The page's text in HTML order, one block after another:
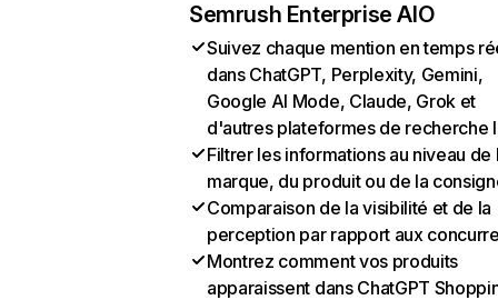
Semrush Enterprise AIO
Suivez chaque mention en temps
dans ChatGPT, Perplexity, Gemini,
Google AI Mode, Claude, Grok et
d'autres plateformes de recherche
Filtrer les informations au niveau de
marque, du produit ou de la
Comparaison de la visibilité et de la
perception par rapport aux
Montrez comment vos produits
apparaissent dans ChatGPT